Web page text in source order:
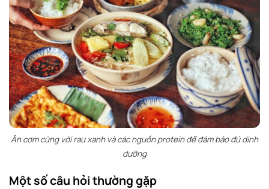
Ăn cơm cùng với rau xanh và các nguồn protein để đảm bảo đủ dinh
dưỡng
Một số câu hỏi thường gặp